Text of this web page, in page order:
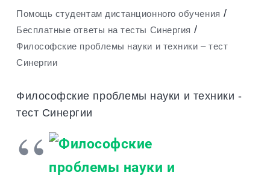
или нажатие.
Помощь студентам дистанционного обучения /
Бесплатные ответы на тесты Синергия /
Философские проблемы науки и техники – тест
Синергии
Философские проблемы науки и техники -
тест Синергии